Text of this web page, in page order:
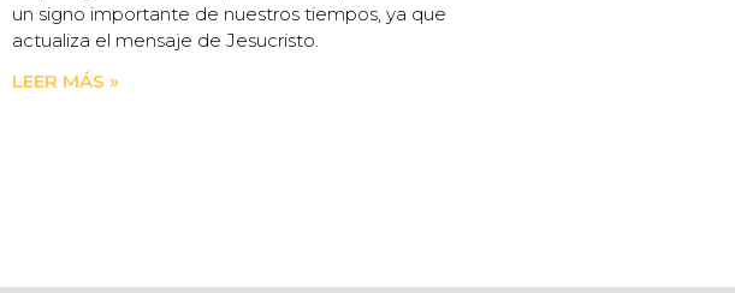
un signo importante de nuestros tiempos, ya que
actualiza el mensaje de Jesucristo.
LEER MÁS »